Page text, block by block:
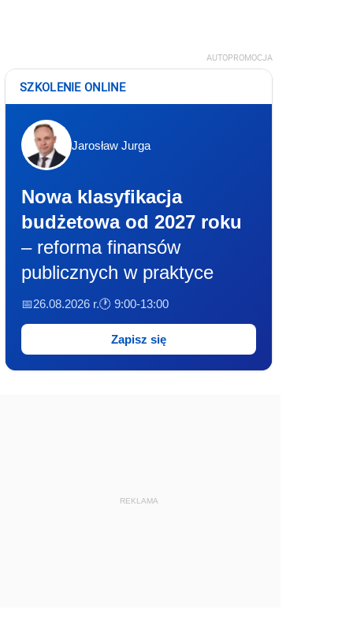
AUTOPROMOCJA
SZKOLENIE ONLINE
Jarosław Jurga
Nowa klasyfikacja
budżetowa od 2027 roku
– reforma finansów
publicznych w praktyce
📅26.08.2026 r.🕐 9:00-13:00
Zapisz się
REKLAMA